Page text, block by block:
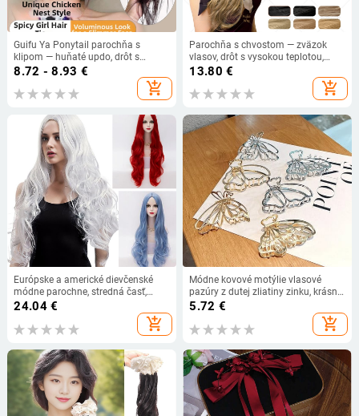
Guifu Ya Ponytail parochňa s
klipom — huňaté updo, drôt s
vysokou teplotou, nie je vhodná pre
8.72 - 8.93 €
add_shopping_cart
Parochňa s chvostom — zväzok
vlasov, drôt s vysokou teplotou,
mechanické spracovanie, model
Wmmw373, nie je možné farbiť ani
kučeraviť
13.80 €
add_shopping_cart
Európske a americké dievčenské
módne parochne, stredná časť,
biela, červená, modrá, dlhé kučeravé
syntetické parochne, stredná časť,
dlhé kučeravé vlasy
24.04€
add_shopping_cart
Módne kovové motýlie vlasové
pazúry z dutej zliatiny zinku, krásne
sponky do vlasov, zlaté motýlie
sponky do vlasov, dámske vlasové
doplnky
5.72 €
add_shopping_cart